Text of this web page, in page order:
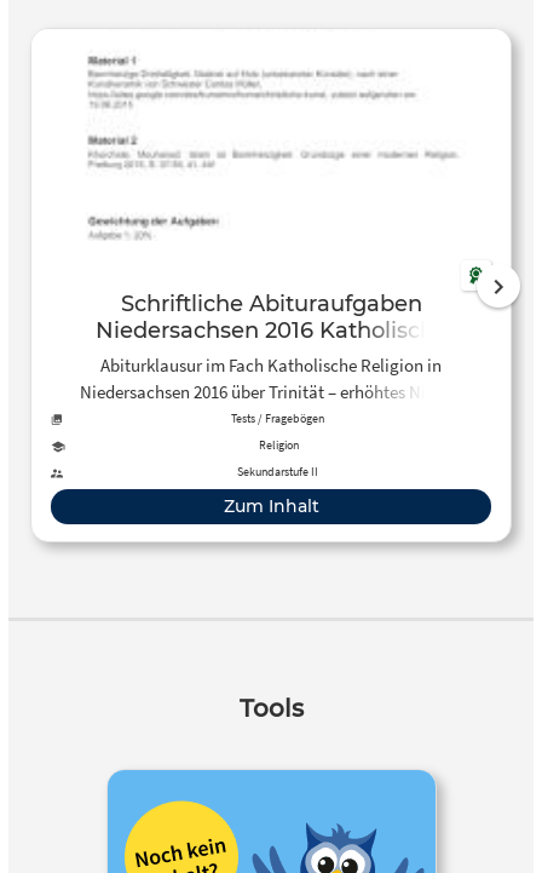
Schriftliche Abituraufgaben
Niedersachsen 2016 Katholische
Religion Kurs auf erhöhtem
Anforderungsniveau (eA) Aufgabe 2
Abiturklausur im Fach Katholische Religion in
Niedersachsen 2016 über Trinität – erhöhtes Niveau
Tests / Fragebögen
Religion
Sekundarstufe II
Zum Inhalt
Tools